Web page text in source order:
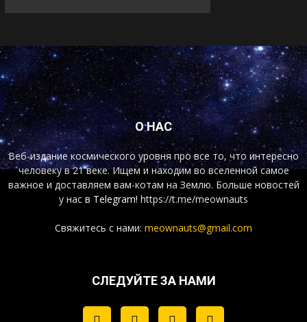
О НАС
Веб-издание космического уровня про все то, что интересно
человеку в 21 веке. Ищем и находим во вселенной самое
важное и доставляем вам-котам на Землю. Больше новостей
у нас в Telegram! https://t.me/meownauts
Свяжитесь с нами: meownauts@gmail.com
СЛЕДУЙТЕ ЗА НАМИ